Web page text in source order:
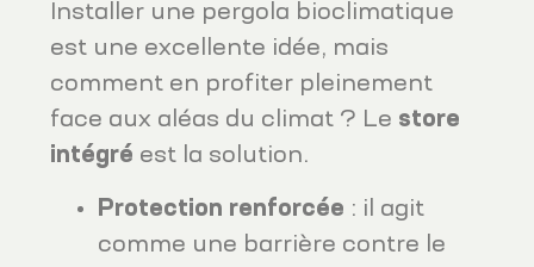
Installer une pergola bioclimatique
est une excellente idée, mais
comment en profiter pleinement
face aux aléas du climat ? Le store
intégré est la solution.
Protection renforcée : il agit
comme une barrière contre le